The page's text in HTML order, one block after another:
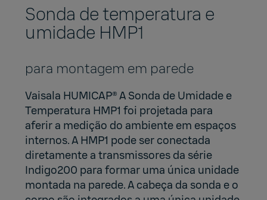
Sonda de temperatura e
umidade HMP1
para montagem em parede
Vaisala HUMICAP®A Sonda de Umidade e
Temperatura HMP1 foi projetada para
aferir a medição do ambiente em espaços
internos. A HMP1 pode ser conectada
diretamente a transmissores da série
Indigo200 para formar uma única unidade
montada na parede. A cabeça da sonda e o